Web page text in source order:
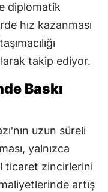
diplomatik
hız kazanması
takip ediyor.
Baskı
uzun süreli
yalnızca
ticaret zincirlerini
artış